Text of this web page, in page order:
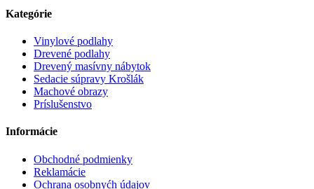
Kategórie
Vinylové podlahy
Drevené podlahy
Drevený masívny nábytok
Sedacie súpravy Krošlák
Machové obrazy
Príslušenstvo
Informácie
Obchodné podmienky
Reklamácie
Ochrana osobnyćh údajov